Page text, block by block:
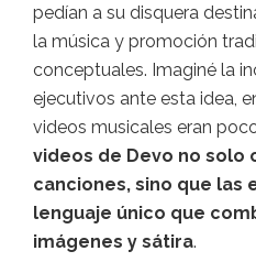
pedían a su disquera
la música y promoción
conceptuales. Imaginé la
ejecutivos ante esta idea,
videos musicales eran
videos de Devo no solo
canciones, sino que las
lenguaje único que
imágenes y sátira.